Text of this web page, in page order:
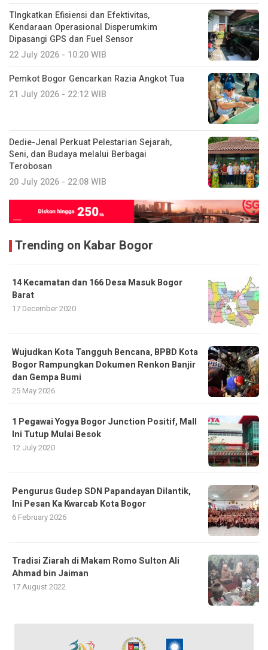
TIngkatkan Efisiensi dan Efektivitas,
Kendaraan Operasional Disperumkim
Dipasangi GPS dan Fuel Sensor
22 July 2026 - 10:20 WIB
Pemkot Bogor Gencarkan Razia Angkot Tua
21 July 2026 - 22:12 WIB
Dedie-Jenal Perkuat Pelestarian Sejarah,
Seni, dan Budaya melalui Berbagai
Terobosan
20 July 2026 - 22:08 WIB
Trending on Kabar Bogor
14 Kecamatan dan 166 Desa Masuk Bogor
Barat
17 December 2020
​Wujudkan Kota Tangguh Bencana, BPBD Kota
Bogor Rampungkan Dokumen Renkon Banjir
dan Gempa Bumi
25 May 2026
1 Pegawai Yogya Bogor Junction Positif, Mall
Ini Tutup Mulai Besok
12 July 2020
Pengurus Gudep SDN Papandayan Dilantik,
Ini Pesan Ka Kwarcab Kota Bogor
6 February 2026
Tradisi Ziarah di Makam Romo Sulton Ali
Ahmad bin Jaiman
17 August 2022